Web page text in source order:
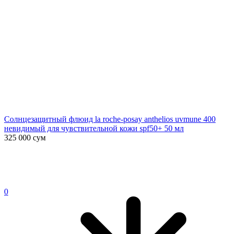
Солнцезащитный флюид la roche-posay anthelios uvmune 400
невидимый для чувствительной кожи spf50+ 50 мл
325 000 сум
0